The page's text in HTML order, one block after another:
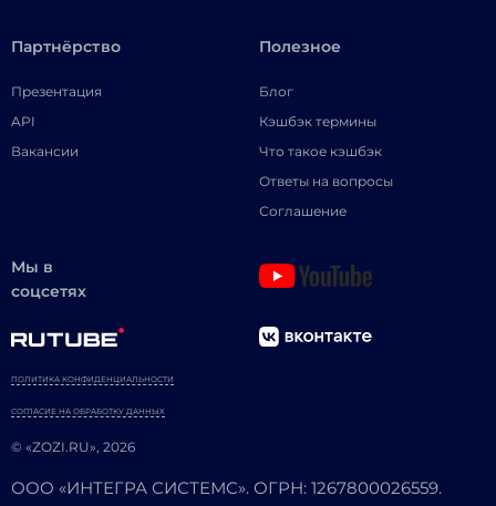
Партнёрство
Презентация
API
Вакансии
Полезное
Блог
Кэшбэк термины
Что такое кэшбэк
Ответы на вопросы
Соглашение
Мы в
соцсетях
© «ZOZI.RU», 2026
ПОЛИТИКА КОНФИДЕНЦИАЛЬНОСТИ
СОГЛАСИЕ НА ОБРАБОТКУ ДАННЫХ
ООО «ИНТЕГРА СИСТЕМС». ОГРН: 1267800026559.